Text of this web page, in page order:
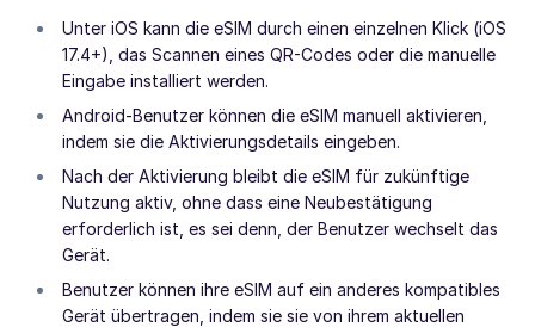
Unter iOS kann die eSIM durch einen einzelnen Klick (iOS
17.4+), das Scannen eines QR-Codes oder die manuelle
Eingabe installiert werden.
Android-Benutzer können die eSIM manuell aktivieren,
indem sie die Aktivierungsdetails eingeben.
Nach der Aktivierung bleibt die eSIM für zukünftige
Nutzung aktiv, ohne dass eine Neubestätigung
erforderlich ist, es sei denn, der Benutzer wechselt das
Gerät.
Benutzer können ihre eSIM auf ein anderes kompatibles
Gerät übertragen, indem sie sie von ihrem aktuellen